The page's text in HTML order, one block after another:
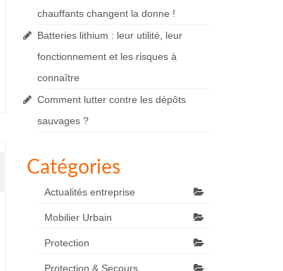
chauffants changent la donne !
Batteries lithium : leur utilité, leur
fonctionnement et les risques à
connaître
Comment lutter contre les dépôts
sauvages ?
Catégories
Actualités entreprise
Mobilier Urbain
Protection
Protection & Secours